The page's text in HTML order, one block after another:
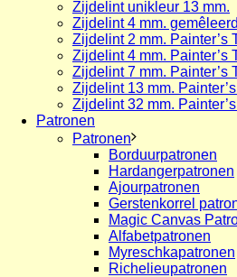
Zijdelint unikleur 13 mm.
Zijdelint 4 mm. gemêleerd
Zijdelint 2 mm. Painter’s
Zijdelint 4 mm. Painter’s
Zijdelint 7 mm. Painter’s
Zijdelint 13 mm.
Zijdelint 32 mm.
Patronen
Patronen
Borduurpatronen
Hardangerpatronen
Ajourpatronen
Gerstenkorrel
Magic Canvas
Alfabetpatronen
Myreschkapatronen
Richelieupatronen